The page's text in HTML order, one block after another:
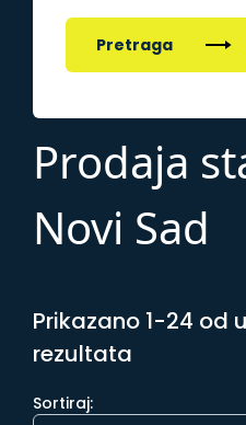
Pretraga
Prodaja
Novi Sad
Prikazano 1-24 od
rezultata
Sortiraj: